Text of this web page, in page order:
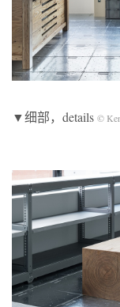
▼细部，details ©